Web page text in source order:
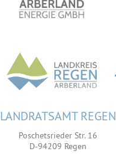
LANDRATSAMT REGEN
Poschetsrieder Str. 16
D-94209 Regen